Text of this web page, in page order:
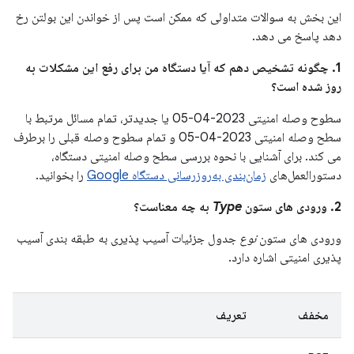
این بخش به سوالات متداولی که ممکن است پس از خواندن این بولتن رخ
دهد پاسخ می دهد.
1. چگونه تشخیص دهم که آیا دستگاه من برای رفع این مشکلات به
روز شده است؟
سطوح وصله امنیتی 2023-04-05 یا جدیدتر، تمام مسائل مرتبط با
سطح وصله امنیتی 2023-04-05 و تمام سطوح وصله قبلی را برطرف
می کند. برای آشنایی با نحوه بررسی سطح وصله امنیتی دستگاه،
دستورالعمل‌های زمان‌بندی به‌روزرسانی دستگاه Google
را بخوانید.
2. ورودی های ستون
Type به چه معناست؟
ورودی های ستوننوع جدول جزئیات آسیب پذیری به طبقه بندی آسیب
پذیری امنیتی اشاره دارد.
مخفف تعریف